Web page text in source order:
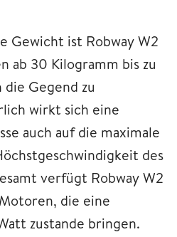
Gewicht ist Robway W2
ab 30 Kilogramm bis zu
Gegend zu
wirkt sich eine
auch auf die maximale
des
verfügt Robway W2
die eine
zustande bringen.